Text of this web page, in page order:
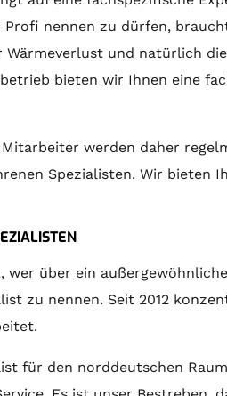
nennen zu dürfen,
und natürlich
bieten wir Ihnen eine
werden daher
Spezialisten. Wir bieten
über ein
zu nennen. Seit 2012
für den norddeutschen